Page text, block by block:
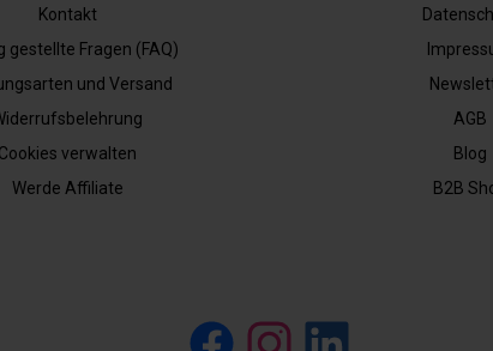
Kontakt
gestellte Fragen (FAQ)
und Versand
Cookies verwalten
Werde Affiliate
AGB
Blog
B2B